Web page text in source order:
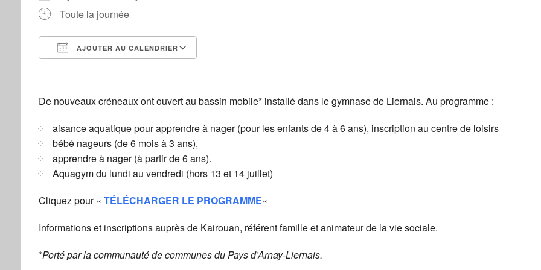
Toute la journée
AJOUTER AU CALENDRIER
De nouveaux créneaux ont ouvert au bassin mobile* installé dans le gymnase de Liernais. Au programme :
aisance aquatique pour apprendre à nager (pour les enfants de 4 à 6 ans), inscription au centre de loisirs
bébé nageurs (de 6 mois à 3 ans),
apprendre à nager (à partir de 6 ans).
Aquagym du lundi au vendredi (hors 13 et 14 juillet)
Cliquez pour « TÉLÉCHARGER LE PROGRAMME«
Informations et inscriptions auprès de Kairouan, référent famille et animateur de la vie sociale.
*Porté par la communauté de communes du Pays d’Arnay-Liernais.